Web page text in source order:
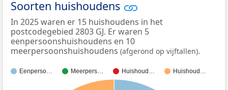
Soorten huishoudens
In 2025 waren er 15 huishoudens in het
postcodegebied 2803 GJ. Er waren 5
eenpersoonshuishoudens en 10
meerpersoonshuishoudens (afgerond op vijftallen).
Eenperso… Meerpers… Huishoud… Huishoud…